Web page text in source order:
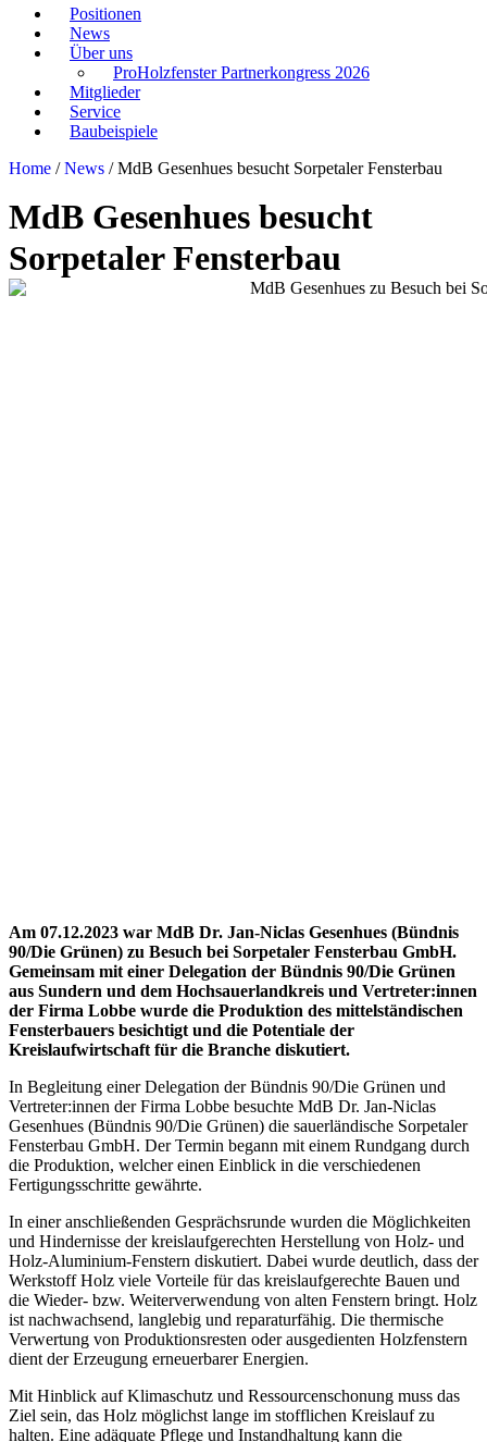
Positionen
News
Über uns
ProHolzfenster Partnerkongress 2026
Mitglieder
Service
Baubeispiele
Home /News /MdB Gesenhues besucht Sorpetaler Fensterbau
MdB Gesenhues besucht
Sorpetaler Fensterbau
Am 07.12.2023 war MdB Dr. Jan-Niclas Gesenhues (Bündnis
90/Die Grünen) zu Besuch bei Sorpetaler Fensterbau GmbH.
Gemeinsam mit einer Delegation der Bündnis 90/Die Grünen
aus Sundern und dem Hochsauerlandkreis und Vertreter:innen
der Firma Lobbe wurde die Produktion des mittelständischen
Fensterbauers besichtigt und die Potentiale der
Kreislaufwirtschaft für die Branche diskutiert.
In Begleitung einer Delegation der Bündnis 90/Die Grünen und
Vertreter:innen der Firma Lobbe besuchte MdB Dr. Jan-Niclas
Gesenhues (Bündnis 90/Die Grünen) die sauerländische Sorpetaler
Fensterbau GmbH. Der Termin begann mit einem Rundgang durch
die Produktion, welcher einen Einblick in die verschiedenen
Fertigungsschritte gewährte.
In einer anschließenden Gesprächsrunde wurden die Möglichkeiten
und Hindernisse der kreislaufgerechten Herstellung von Holz- und
Holz-Aluminium-Fenstern diskutiert. Dabei wurde deutlich, dass der
Werkstoff Holz viele Vorteile für das kreislaufgerechte Bauen und
die Wieder- bzw. Weiterverwendung von alten Fenstern bringt. Holz
ist nachwachsend, langlebig und reparaturfähig. Die thermische
Verwertung von Produktionsresten oder ausgedienten Holzfenstern
dient der Erzeugung erneuerbarer Energien.
Mit Hinblick auf Klimaschutz und Ressourcenschonung muss das
Ziel sein, das Holz möglichst lange im stofflichen Kreislauf zu
halten. Eine adäquate Pflege und Instandhaltung kann die